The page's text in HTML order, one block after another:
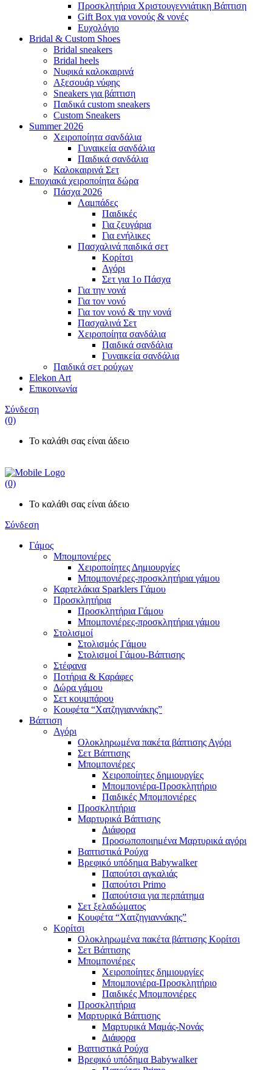
Προσκλητήρια Χριστουγεννιάτικη Βάπτιση
Gift Box για νονούς & νονές
Ευχολόγιο
Bridal & Custom Shoes
Bridal sneakers
Bridal heels
Νυφικά καλοκαιρινά
Αξεσουάρ νύφης
Sneakers για βάπτιση
Παιδικά custom sneakers
Custom Sneakers
Summer 2026
Χειροποίητα σανδάλια
Γυναικεία σανδάλια
Παιδικά σανδάλια
Καλοκαιρινά Σετ
Εποχιακά χειροποίητα δώρα
Πάσχα 2026
Λαμπάδες
Παιδικές
Για ζευγάρια
Για ενήλικες
Πασχαλινά παιδικά σετ
Κορίτσι
Αγόρι
Σετ για 1ο Πάσχα
Για την νονά
Για τον νονό
Για τον νονό & την νονά
Πασχαλινά Σετ
Χειροποίητα σανδάλια
Παιδικά σανδάλια
Γυναικεία σανδάλια
Παιδικά σετ ρούχων
Elekon Art
Επικοινωνία
Σύνδεση
(0)
Το καλάθι σας είναι άδειο
(0)
Το καλάθι σας είναι άδειο
Σύνδεση
Γάμος
Μπομπονιέρες
Χειροποίητες Δημιουργίες
Μπομπονιέρες-προσκλητήρια γάμου
Καρτελάκια Sparklers Γάμου
Προσκλητήρια
Προσκλητήρια Γάμου
Μπομπονιέρες-προσκλητήρια γάμου
Στολισμοί
Στολισμός Γάμου
Στολισμοί Γάμου-Βάπτισης
Στέφανα
Ποτήρια & Καράφες
Δώρα γάμου
Σετ κουμπάρου
Κουφέτα “Χατζηγιαννάκης”
Βάπτιση
Αγόρι
Ολοκληρωμένα πακέτα βάπτισης Αγόρι
Σετ Βάπτισης
Μπομπονιέρες
Χειροποίητες δημιουργίες
Μπομπονιέρα-Προσκλητήριο
Παιδικές Μπομπονιέρες
Προσκλητήρια
Μαρτυρικά Βάπτισης
Διάφορα
Προσωποποιημένα Μαρτυρικά αγόρι
Βαπτιστικά Ρούχα
Βρεφικό υπόδημα Babywalker
Παπούτσι αγκαλιάς
Παπούτσι Primo
Παπούτσια για περπάτημα
Σετ ξελαδώματος
Κουφέτα “Χατζηγιαννάκης”
Κορίτσι
Ολοκληρωμένα πακέτα βάπτισης Κορίτσι
Σετ Βάπτισης
Μπομπονιέρες
Χειροποίητες δημιουργίες
Μπομπονιέρα-Προσκλητήριο
Παιδικές Μπομπονιέρες
Προσκλητήρια
Μαρτυρικά Βάπτισης
Μαρτυρικά Μαμάς-Νονάς
Διάφορα
Βαπτιστικά Ρούχα
Βρεφικό υπόδημα Babywalker